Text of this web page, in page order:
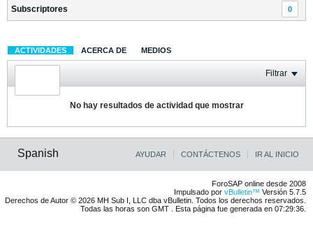
Subscriptores 0
ACTIVIDADES ACERCA DE MEDIOS
Filtrar
No hay resultados de actividad que mostrar
Spanish AYUDAR CONTÁCTENOS IR AL INICIO
ForoSAP online desde 2008
Impulsado por vBulletin™ Versión 5.7.5
Derechos de Autor © 2026 MH Sub I, LLC dba vBulletin. Todos los derechos reservados.
Todas las horas son GMT . Esta página fue generada en 07:29:36.